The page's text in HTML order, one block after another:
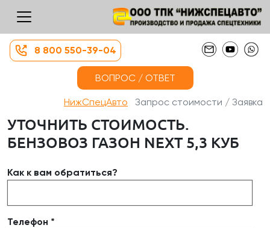
8 800 550-39-04
ВОПРОС / ОТВЕТ
НижСпецАвто Запрос стоимости / Заявка
УТОЧНИТЬ СТОИМОСТЬ.
БЕНЗОВОЗ ГАЗОН NEXT 5,3 КУБ
Как к вам обратиться?
Телефон *